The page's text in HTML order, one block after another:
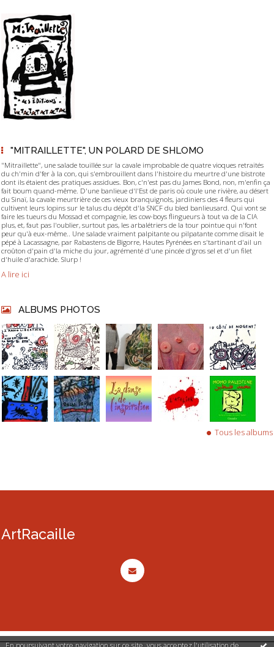
"MITRAILLETTE", UN POLARD DE SHLOMO
"Mitraillette", une salade touillée sur la cavale improbable de quatre vioques retraités
du ch'min d'fer à la con, qui s'embrouillent dans l'histoire du meurtre d'une bistrote
dont ils étaient des pratiques assidues. Bon, c'n'est pas du James Bond, non, m'enfin ça
fait boum quand-même. D'une banlieue d'l'Est de paris où coule une rivière, au désert
du Sinaï, la cavale meurtrière de ces vieux branquignols, jardiniers des 4 fleurs qui
cultivent leurs lopins sur le talus du dépôt d'la SNCF du bled banlieusard. Qui vont se
faire les tueurs du Mossad et compagnie, les cow-boys flingueurs à tout va de la CIA
plus, et, faut pas l'oublier, surtout pas, les arbalétriers de la tour pointue qui n'font
peur qu'à eux-même.. Une salade vraiment palpitante ou pilpatante comme disait le
pépé à Lacassagne, par Rabastens de Bigorre, Hautes Pyrénées en s'tartinant d'ail un
croûton d'pain d'la miche du jour, agrémenté d'une pincée d'gros sel et d'un filet
d'huile d'arachide. Slurp !
A lire ici
ALBUMS PHOTOS
Tous les albums
ArtRacaille